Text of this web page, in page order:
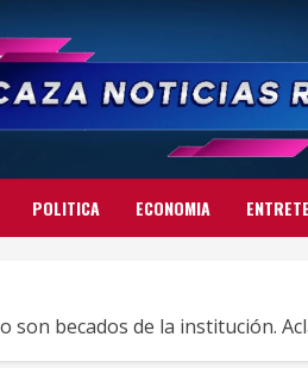
POLITICA ECONOMIA
son becados de la institución.